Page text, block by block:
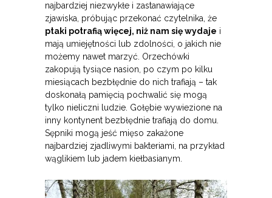
najbardziej niezwykłe i zastanawiające
zjawiska, próbując przekonać czytelnika, że
ptaki potrafią więcej, niż nam się wydaje i
mają umiejętności lub zdolności, o jakich nie
możemy nawet marzyć. Orzechówki
zakopują tysiące nasion, po czym po kilku
miesiącach bezbłędnie do nich trafiają – tak
doskonałą pamięcią pochwalić się mogą
tylko nieliczni ludzie. Gołębie wywiezione na
inny kontynent bezbłędnie trafiają do domu.
Sępniki mogą jeść mięso zakażone
najbardziej zjadliwymi bakteriami, na przykład
wąglikiem lub jadem kiełbasianym.